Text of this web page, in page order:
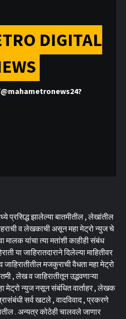
DIGITAL
प्रसिद्ध झालेल्या बातमीतील , लेखांतील
व लेखकाची असून महा मेट्रो न्युज चे
यांचा त्या मतांशी काहीही संबंध
या जाहिरातदाराने दिलेल्या माहितीवर
मजकुराची वैधता महा मेट्रो
, लेख व जाहिरातीतून उद्भवणाऱ्या
मेट्रो न्युज नसून संबंधित वार्ताहर , लेखक
सर्व खटले , वादविवाद , प्रकरणे
. अन्यत्र कोठेही चालवले जाणार